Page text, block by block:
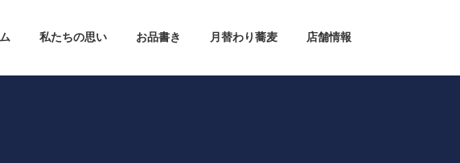
私たちの思い お品書き 月替わり蕎麦 店舗情報